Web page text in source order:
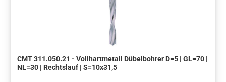
CMT 311.050.21 - Vollhartmetall Dübelbohrer D=5 | GL=70 |
NL=30 | Rechtslauf | S=10x31,5